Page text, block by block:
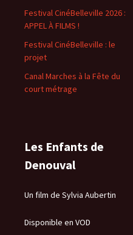
Festival CinéBelleville 2026 :
APPEL À FILMS !
Festival CinéBelleville : le
projet
Canal Marches à la Fête du
court métrage
Les Enfants de
Denouval
Un film de Sylvia Aubertin
Disponible en VOD